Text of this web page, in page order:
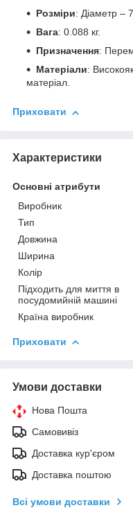
Розміри: Діаметр –
Вага: 0.088 кг.
Призначення:
Матеріали:
матеріал.
Приховати
Характеристики
Основні атрибути
Виробник
Тип
Довжина
Ширина
Колір
Підходить для миття в
посудомийній машині
Країна виробник
Приховати
Умови доставки
Нова Пошта
Самовивіз
Доставка кур'єром
Доставка поштою
Всі умови доставки